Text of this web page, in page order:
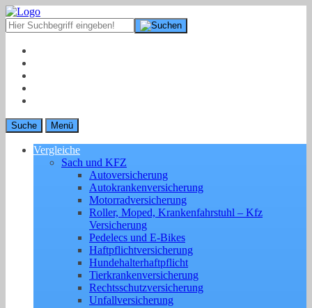
Suche Menü
Vergleiche
Sach und KFZ
Autoversicherung
Autokrankenversicherung
Motorradversicherung
Roller, Moped, Krankenfahrstuhl – Kfz
Versicherung
Pedelecs und E-Bikes
Haftpflichtversicherung
Hundehalterhaftpflicht
Tierkrankenversicherung
Rechtsschutzversicherung
Unfallversicherung